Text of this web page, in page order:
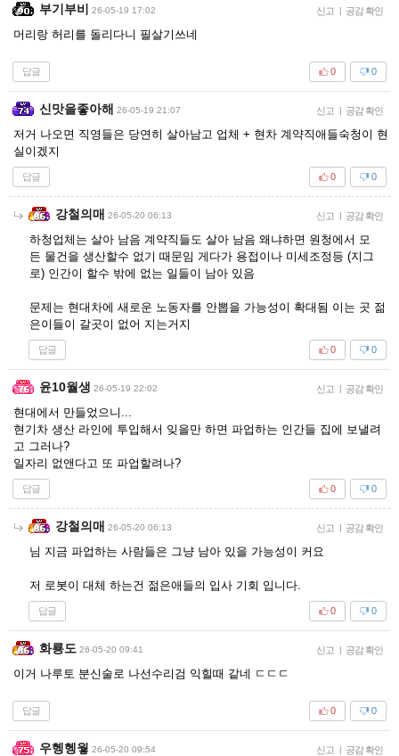
부기부비 26-05-19 17:02 신고 | 공감 확인
머리랑 허리를 돌리다니 필살기쓰네
답글 0
0
신맛을좋아해 26-05-19 21:07 신고 | 공감 확인
저거 나오면 직영들은 당연히 살아남고 업체 + 현차 계약직애들숙청이 현
실이겠지
답글 0
0
강철의매 26-05-20 06:13 신고 | 공감 확인
하청업체는 살아 남음 계약직들도 살아 남음 왜냐하면 원청에서 모
든 물건을 생산할수 없기 때문임 게다가 용접이나 미세조정등 (지그
로) 인간이 할수 밖에 없는 일들이 남아 있음
문제는 현대차에 새로운 노동자를 안뽑을 가능성이 확대됨 이는 곳 젊
은이들이 갈곳이 없어 지는거지
답글 0
0
윤10월생 26-05-19 22:02 신고 | 공감 확인
현대에서 만들었으니...
현기차 생산 라인에 투입해서 잊을만 하면 파업하는 인간들 집에 보낼려
고 그러나?
일자리 없앤다고 또 파업할려나?
답글 0
0
강철의매 26-05-20 06:13 신고 | 공감 확인
님 지금 파업하는 사람들은 그냥 남아 있을 가능성이 커요
저 로봇이 대체 하는건 젊은애들의 입사 기회 입니다.
답글 0
0
화룡도 26-05-20 09:41 신고 | 공감 확인
이거 나루토 분신술로 나선수리검 익힐때 같네 ㄷㄷㄷ
답글 0
0
우헹헹웧 26-05-20 09:54 신고 | 공감 확인